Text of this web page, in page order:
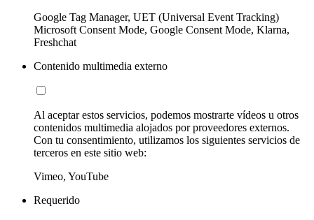
Google Tag Manager, UET (Universal Event Tracking)
Microsoft Consent Mode, Google Consent Mode, Klarna,
Freshchat
Contenido multimedia externo
Al aceptar estos servicios, podemos mostrarte vídeos u otros
contenidos multimedia alojados por proveedores externos.
Con tu consentimiento, utilizamos los siguientes servicios de
terceros en este sitio web:
Vimeo, YouTube
Requerido